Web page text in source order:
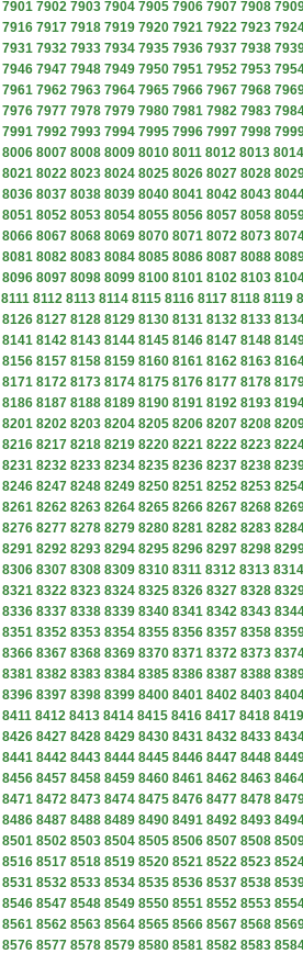
7901 7902 7903 7904 7905 7906 7907 7908
7916 7917 7918 7919 7920 7921 7922 7923
7931 7932 7933 7934 7935 7936 7937 7938
7946 7947 7948 7949 7950 7951 7952 7953
7961 7962 7963 7964 7965 7966 7967 7968
7976 7977 7978 7979 7980 7981 7982 7983
7991 7992 7993 7994 7995 7996 7997 7998
8006 8007 8008 8009 8010 8011 8012 8013 8014
8021 8022 8023 8024 8025 8026 8027 8028
8036 8037 8038 8039 8040 8041 8042 8043
8051 8052 8053 8054 8055 8056 8057 8058
8066 8067 8068 8069 8070 8071 8072 8073
8081 8082 8083 8084 8085 8086 8087 8088
8096 8097 8098 8099 8100 8101 8102 8103
8111 8112 8113 8114 8115 8116 8117 8118 8119
8126 8127 8128 8129 8130 8131 8132 8133
8141 8142 8143 8144 8145 8146 8147 8148
8156 8157 8158 8159 8160 8161 8162 8163
8171 8172 8173 8174 8175 8176 8177 8178
8186 8187 8188 8189 8190 8191 8192 8193
8201 8202 8203 8204 8205 8206 8207 8208
8216 8217 8218 8219 8220 8221 8222 8223
8231 8232 8233 8234 8235 8236 8237 8238
8246 8247 8248 8249 8250 8251 8252 8253
8261 8262 8263 8264 8265 8266 8267 8268
8276 8277 8278 8279 8280 8281 8282 8283
8291 8292 8293 8294 8295 8296 8297 8298
8306 8307 8308 8309 8310 8311 8312 8313 8314
8321 8322 8323 8324 8325 8326 8327 8328
8336 8337 8338 8339 8340 8341 8342 8343
8351 8352 8353 8354 8355 8356 8357 8358
8366 8367 8368 8369 8370 8371 8372 8373
8381 8382 8383 8384 8385 8386 8387 8388
8396 8397 8398 8399 8400 8401 8402 8403
8411 8412 8413 8414 8415 8416 8417 8418 8419
8426 8427 8428 8429 8430 8431 8432 8433
8441 8442 8443 8444 8445 8446 8447 8448
8456 8457 8458 8459 8460 8461 8462 8463
8471 8472 8473 8474 8475 8476 8477 8478
8486 8487 8488 8489 8490 8491 8492 8493
8501 8502 8503 8504 8505 8506 8507 8508
8516 8517 8518 8519 8520 8521 8522 8523
8531 8532 8533 8534 8535 8536 8537 8538
8546 8547 8548 8549 8550 8551 8552 8553
8561 8562 8563 8564 8565 8566 8567 8568
8576 8577 8578 8579 8580 8581 8582 8583